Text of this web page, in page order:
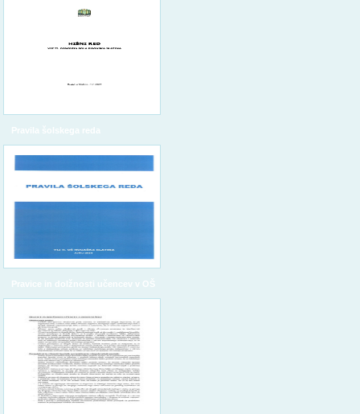
Pravila šolskega reda
Pravice in dolžnosti učencev v OŠ